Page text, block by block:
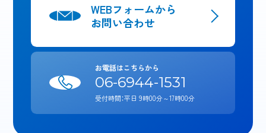
WEBフォームから
お問い合わせ
お電話はこちらから
06-6944-1531
受付時間：平日 9時00分～17時00分